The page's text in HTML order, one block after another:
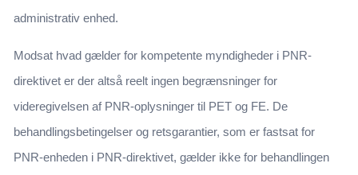
administrativ enhed.
Modsat hvad gælder for kompetente myndigheder i PNR-
direktivet er der altså reelt ingen begrænsninger for
videregivelsen af PNR-oplysninger til PET og FE. De
behandlingsbetingelser og retsgarantier, som er fastsat for
PNR-enheden i PNR-direktivet, gælder ikke for behandlingen